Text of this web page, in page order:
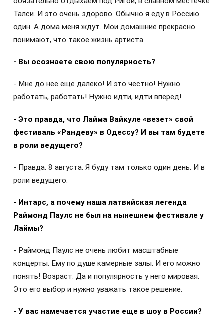
Талси. И это очень здорово. Обычно я еду в Россию
один. А дома меня ждут. Мои домашние прекрасно
понимают, что такое жизнь артиста.
- Вы осознаете свою популярность?
- Мне до нее еще далеко! И это честно! Нужно
работать, работать! Нужно идти, идти вперед!
- Это правда, что Лайма Вайкуле «везет» свой
фестиваль «Рандеву» в Одессу? И вы там будете
в роли ведущего?
- Правда. 8 августа. Я буду там только один день. И в
роли ведущего.
- Интарс, а почему наша латвийская легенда
Раймонд Паулс не был на нынешнем фестивале у
Лаймы?
- Раймонд Паулс не очень любит масштабные
концерты. Ему по душе камерные залы. И его можно
понять! Возраст. Да и популярность у него мировая.
Это его выбор и нужно уважать такое решение.
- У вас намечается участие еще в шоу в России?